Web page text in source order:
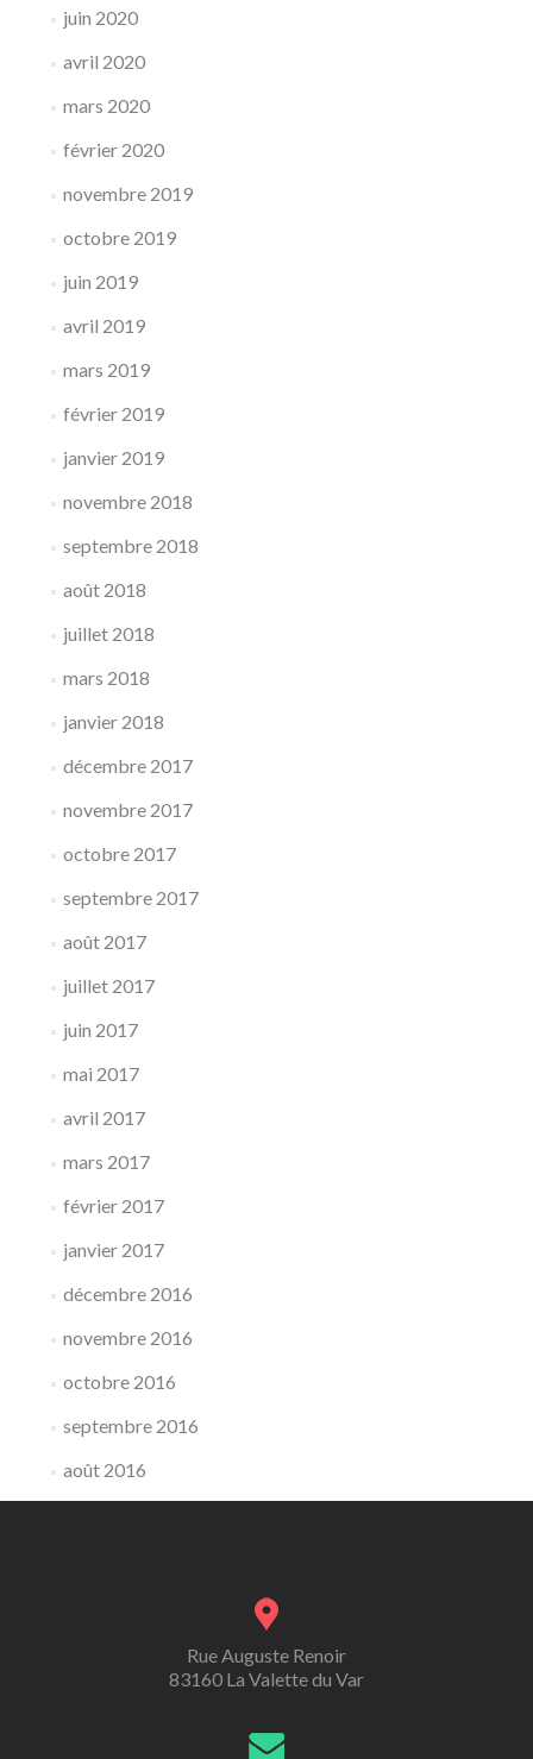
juin 2020
avril 2020
mars 2020
février 2020
novembre 2019
octobre 2019
juin 2019
avril 2019
mars 2019
février 2019
janvier 2019
novembre 2018
septembre 2018
août 2018
juillet 2018
mars 2018
janvier 2018
décembre 2017
novembre 2017
octobre 2017
septembre 2017
août 2017
juillet 2017
juin 2017
mai 2017
avril 2017
mars 2017
février 2017
janvier 2017
décembre 2016
novembre 2016
octobre 2016
septembre 2016
août 2016
Rue Auguste Renoir
83160 La Valette du Var